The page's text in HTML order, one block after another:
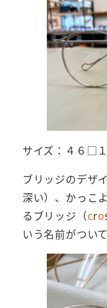
サイズ：４６□
ブリッジのデザ
深い）、かっこ
るブリッジ（cro
いう名前がついて